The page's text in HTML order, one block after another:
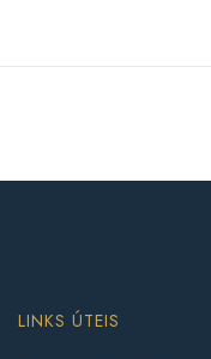
LINKS ÚTEIS